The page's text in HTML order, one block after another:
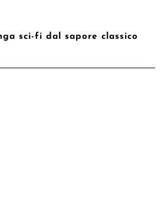
sci-fi dal sapore classico